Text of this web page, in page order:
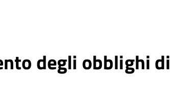
degli obblighi di